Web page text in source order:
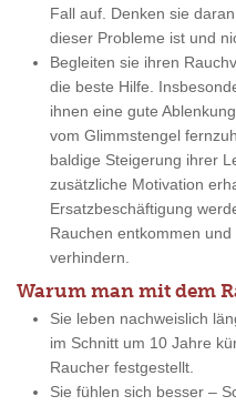
Fall auf. Denken sie
dieser Probleme ist und
Begleiten sie ihren
die beste Hilfe.
ihnen eine gute
vom Glimmstengel
baldige Steigerung ihrer
zusätzliche Motivation
Ersatzbeschäftigung
Rauchen entkommen
verhindern.
Warum man mit dem
Sie leben nachweislich
im Schnitt um 10 Jahre
Raucher festgestellt.
Sie fühlen sich besser –